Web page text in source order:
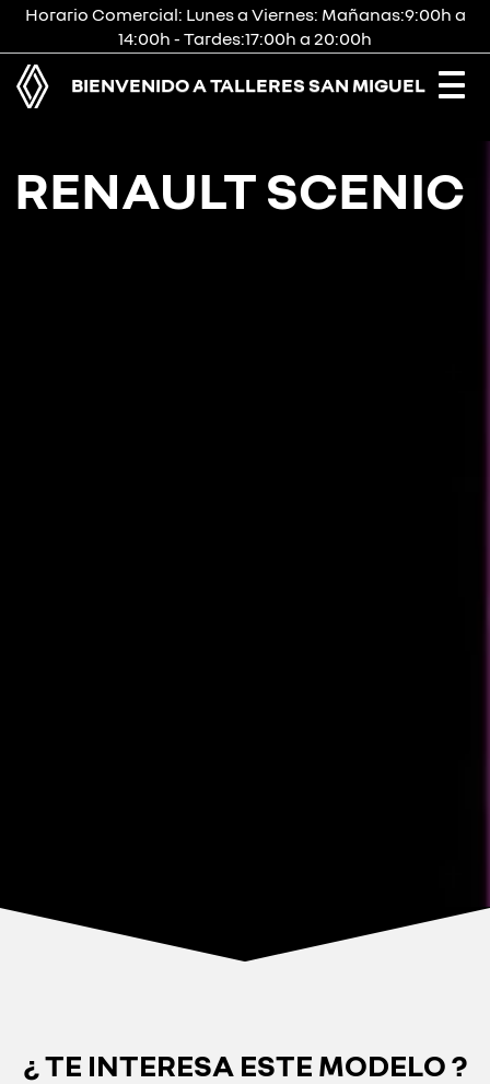
Horario Comercial: Lunes a Viernes: Mañanas:9:00h a
14:00h - Tardes:17:00h a 20:00h
BIENVENIDO A TALLERES SAN MIGUEL
RENAULT SCENIC
¿ TE INTERESA ESTE MODELO ?